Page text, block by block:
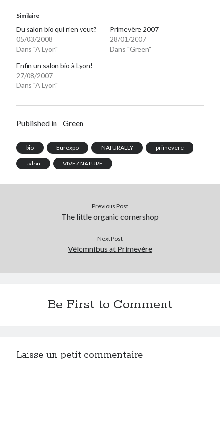
Sons
Sorties cuculturelles
Vidéos
Similaire
Du salon bio qui n’en veut?
05/03/2008
Dans "A Lyon"
Primevère 2007
28/01/2007
Dans "Green"
Enfin un salon bio à Lyon!
27/08/2007
Dans "A Lyon"
Published in Green
bio Eurexpo NATURALLY primevere
salon VIVEZ NATURE
Previous Post
The little organic cornershop
Next Post
Vélomnibus at Primevère
Be First to Comment
Laisse un petit commentaire